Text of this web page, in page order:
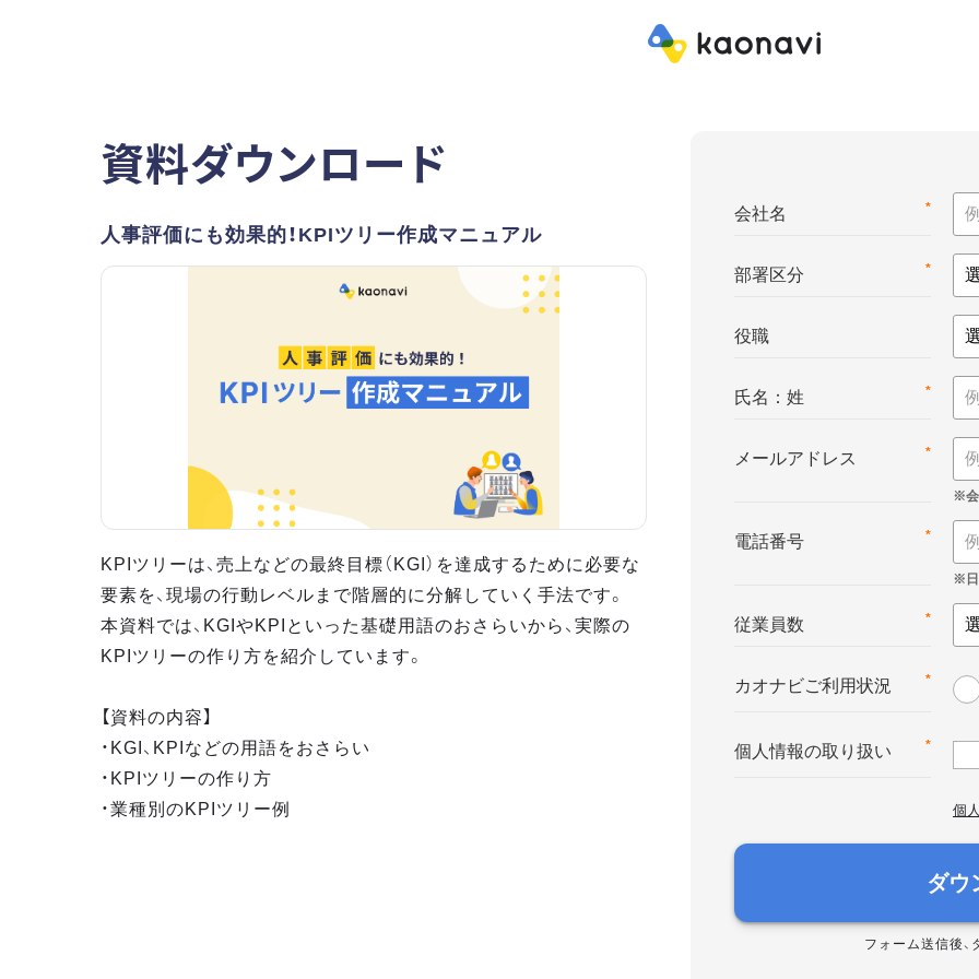
資料ダウンロード
人事評価にも効果的！KPIツリー作成マニュアル
KPIツリーは、売上などの最終目標（KGI）を達成するために必要な
要素を、現場の行動レベルまで階層的に分解していく手法です。
本資料では、KGIやKPIといった基礎用語のおさらいから、実際の
KPIツリーの作り方を紹介しています。
【資料の内容】
・KGI、KPIなどの用語をおさらい
・KPIツリーの作り方
・業種別のKPIツリー例
*
会社名
*
部署区分
役職
*
氏名：姓
*
メールアドレス
*
電話番号
*
従業員数
*
カオナビご利用状況
*
個人情報の取り扱い
個
ダウ
フォーム送信後